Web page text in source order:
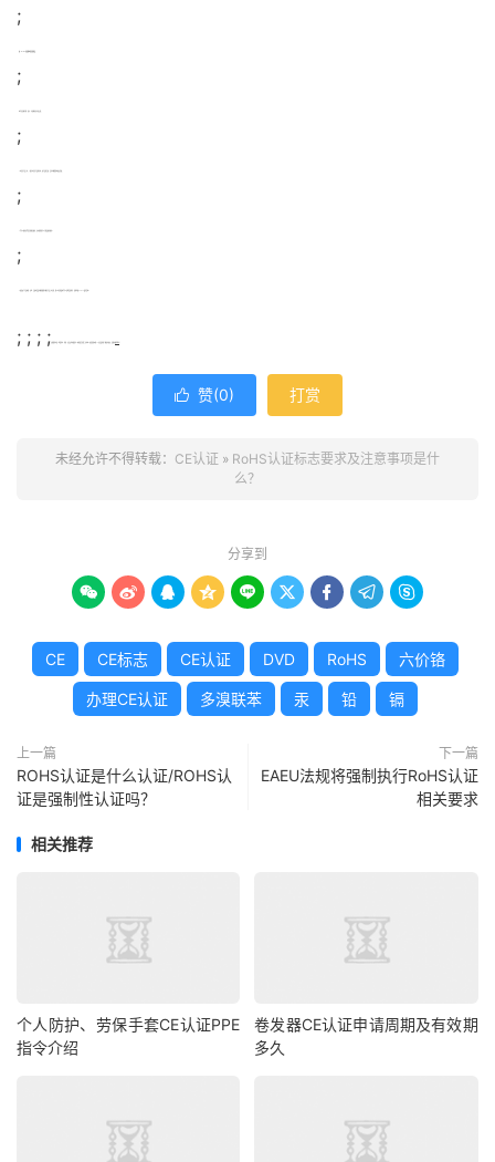
;
;
;
;
;
; ; ; ;
 赞(0) 打赏
未经允许不得转载： CE认证 » RoHS认证标志要求及注意事项是什
么？
分享到
        
CE CE标志 CE认证 DVD RoHS 六价铬
办理CE认证 多溴联苯 汞 铅 镉
上一篇
ROHS认证是什么认证/ROHS认
证是强制性认证吗？
下一篇
EAEU法规将强制执行RoHS认证
相关要求
相关推荐
个人防护、劳保手套CE认证PPE
指令介绍
卷发器CE认证申请周期及有效期
多久